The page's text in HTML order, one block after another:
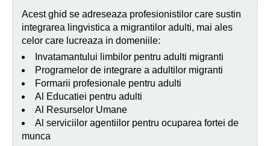
Acest ghid se adreseaza profesionistilor care sustin
integrarea lingvistica a migrantilor adulti, mai ales
celor care lucreaza in domeniile:
Invatamantului limbilor pentru adulti migranti
Programelor de integrare a adultilor migranti
Formarii profesionale pentru adulti
Al Educatiei pentru adulti
Al Resurselor Umane
Al serviciilor agentiilor pentru ocuparea fortei de
munca